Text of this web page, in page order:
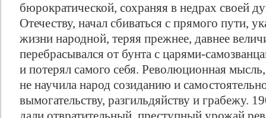
бюрократической, сохраняя в недрах своей
Отечеству, начал сбиваться с прямого пути,
жизни народной, теряя прежнее, давнее
перебрасывался от бунта с царями-
и потерял самого себя. Революционная
не научила народ созиданию и
вымогательству, разгильдяйству и грабежу.
Свидетельство